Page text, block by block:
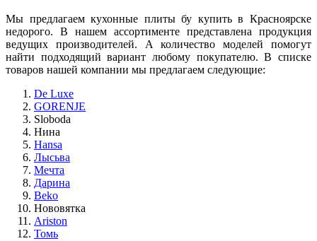
Мы предлагаем кухонные плиты бу купить в Красноярске
недорого. В нашем ассортименте представлена продукция
ведущих производителей. А количество моделей помогут
найти подходящий вариант любому покупателю. В списке
товаров нашей компании мы предлагаем следующие:
De Luxe
GORENJE
Sloboda
Нина
Hansa
Лысьва
Мечта
Дарина
Beko
Нововятка
Ariston
Томь